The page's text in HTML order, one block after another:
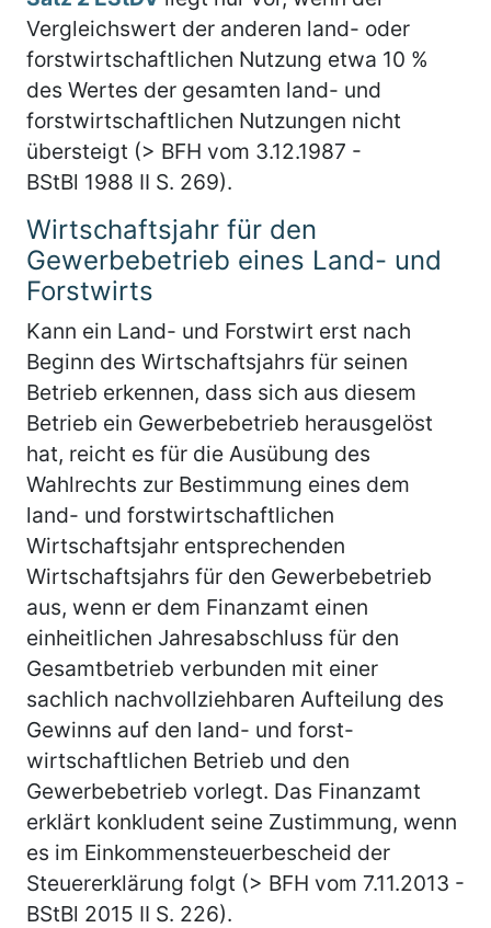
Vergleichswert der anderen land- oder
forstwirtschaftlichen Nutzung etwa 10 %
des Wertes der gesamten land- und
forstwirtschaftlichen Nutzungen nicht
übersteigt (> BFH vom 3.12.1987 -
BStBl 1988 II S. 269).
Wirtschaftsjahr für den
Gewerbebetrieb eines Land- und
Forstwirts
Kann ein Land- und Forstwirt erst nach
Beginn des Wirtschaftsjahrs für seinen
Betrieb erkennen, dass sich aus diesem
Betrieb ein Gewerbebetrieb herausgelöst
hat, reicht es für die Ausübung des
Wahlrechts zur Bestimmung eines dem
land- und forstwirtschaftlichen
Wirtschaftsjahr entsprechenden
Wirtschaftsjahrs für den Gewerbebetrieb
aus, wenn er dem Finanzamt einen
einheitlichen Jahresabschluss für den
Gesamtbetrieb verbunden mit einer
sachlich nachvollziehbaren Aufteilung des
Gewinns auf den land- und forst-
wirtschaftlichen Betrieb und den
Gewerbebetrieb vorlegt. Das Finanzamt
erklärt konkludent seine Zustimmung, wenn
es im Einkommensteuerbescheid der
Steuererklärung folgt (> BFH vom 7.11.2013 -
BStBl 2015 II S. 226).